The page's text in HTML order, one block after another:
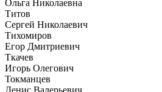
Ольга Николаевна
Титов
Сергей Николаевич
Тихомиров
Егор Дмитриевич
Ткачев
Игорь Олегович
Токманцев
Денис Валерьевич